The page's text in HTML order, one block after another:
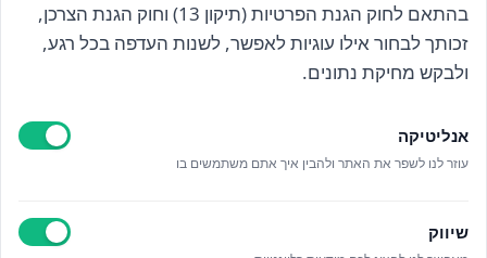
בהתאם לחוק הגנת הפרטיות (תיקון 13) וחוק הגנת הצרכן,
זכותך לבחור אילו עוגיות לאפשר, לשנות העדפה בכל רגע,
ולבקש מחיקת נתונים.
אנליטיקה
עוזר לנו לשפר את האתר ולהבין איך אתם משתמשים בו
שיווק